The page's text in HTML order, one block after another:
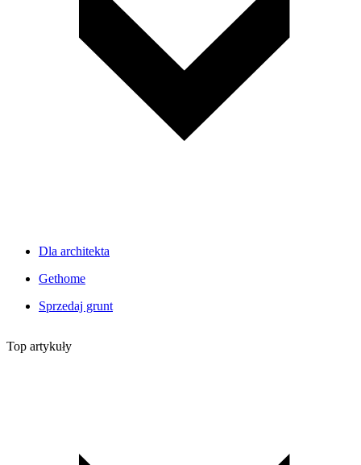
Dla architekta
Gethome
Sprzedaj grunt
Top artykuły